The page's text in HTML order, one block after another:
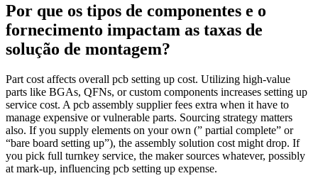
Por que os tipos de componentes e o
fornecimento impactam as taxas de
solução de montagem?
Part cost affects overall pcb setting up cost. Utilizing high‑value
parts like BGAs, QFNs, or custom components increases setting up
service cost. A pcb assembly supplier fees extra when it have to
manage expensive or vulnerable parts. Sourcing strategy matters
also. If you supply elements on your own (” partial complete” or
“bare board setting up”), the assembly solution cost might drop. If
you pick full turnkey service, the maker sources whatever, possibly
at mark‑up, influencing pcb setting up expense.